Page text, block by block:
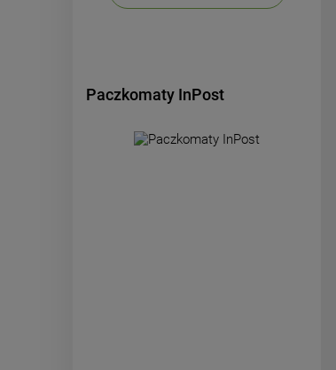
Paczkomaty InPost